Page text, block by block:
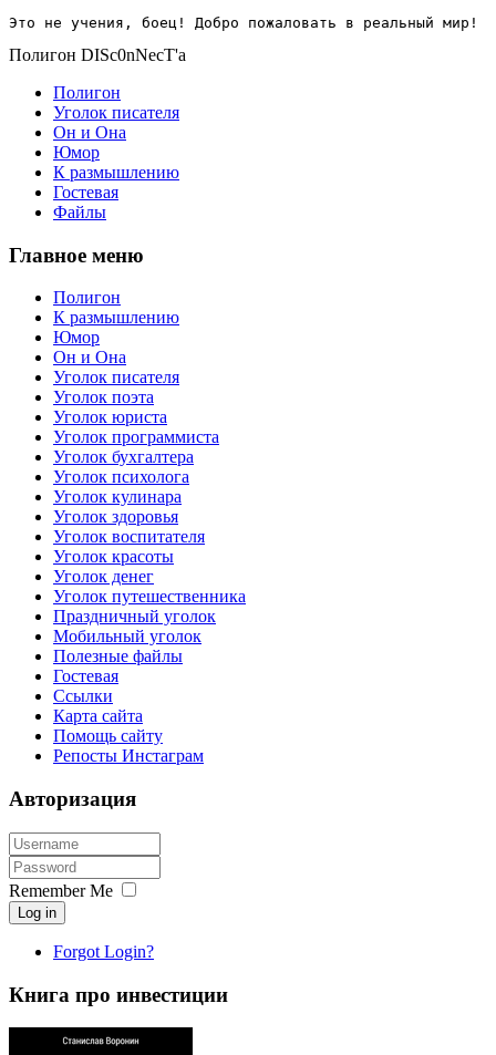
Это не учения, боец! Добро пожаловать в реальный мир!
Полигон DISc0nNecT'a
Полигон
Уголок писателя
Он и Она
Юмор
К размышлению
Гостевая
Файлы
Главное меню
Полигон
К размышлению
Юмор
Он и Она
Уголок писателя
Уголок поэта
Уголок юриста
Уголок программиста
Уголок бухгалтера
Уголок психолога
Уголок кулинара
Уголок здоровья
Уголок воспитателя
Уголок красоты
Уголок денег
Уголок путешественника
Праздничный уголок
Мобильный уголок
Полезные файлы
Гостевая
Ссылки
Карта сайта
Помощь сайту
Репосты Инстаграм
Авторизация
Remember Me
Log in
Forgot Login?
Книга про инвестиции